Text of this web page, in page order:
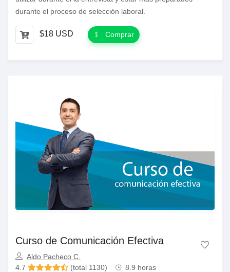
durante el proceso de selección laboral.
$18 USD Comprar
Curso de Comunicación Efectiva
Aldo Pacheco C.
4.7
(total 1130) 8.9 horas